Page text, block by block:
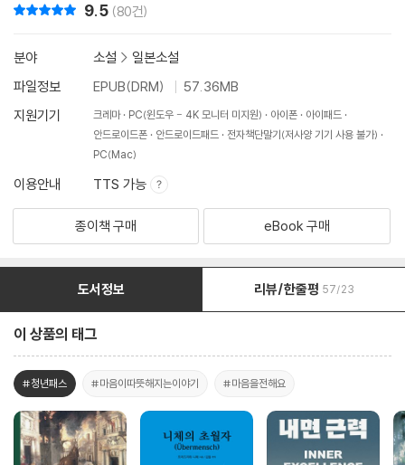
9.5 (80건)
분야 소설 > 일본소설
파일정보
EPUB(DRM)
57.36MB
지원기기
크레마 PC(윈도우 - 4K 모니터 미지원) 아이폰
아이패드
안드로이드폰
안드로이드패드
전자책단말기(저사양 기기 사용 불가)
PC(Mac)
이용안내 TTS 가능
종이책 구매 eBook 구매
도서정보 리뷰/한줄평 57/23
이 상품의 태그
#청년패스 #마음이따뜻해지는이야기 #마음을전해요